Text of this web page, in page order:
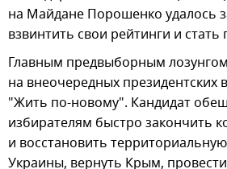
на Майдане Порошенко удалось
взвинтить свои рейтинги и
Главным предвыборным
на внеочередных президентских
"Жить по-новому". Кандидат
избирателям быстро закончить
и восстановить
Украины, вернуть Крым,